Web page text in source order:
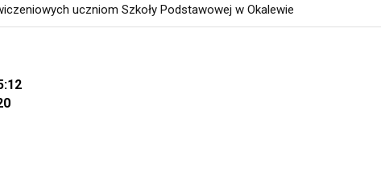
uczniom Szkoły Podstawowej w Okalewie